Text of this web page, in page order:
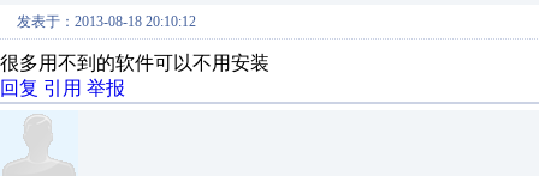
发表于：2013-08-18 20:10:12
很多用不到的软件可以不用安装
回复 引用 举报